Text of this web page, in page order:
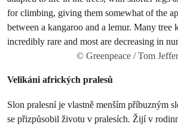
© Greenpeace / Tom
Velikáni afrických pralesů
Slon pralesní je vlastně menším příbuzným
se přizpůsobil životu v pralesích. Žijí v